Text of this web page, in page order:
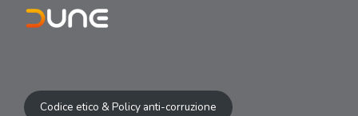
Codice etico & Policy anti-corruzione